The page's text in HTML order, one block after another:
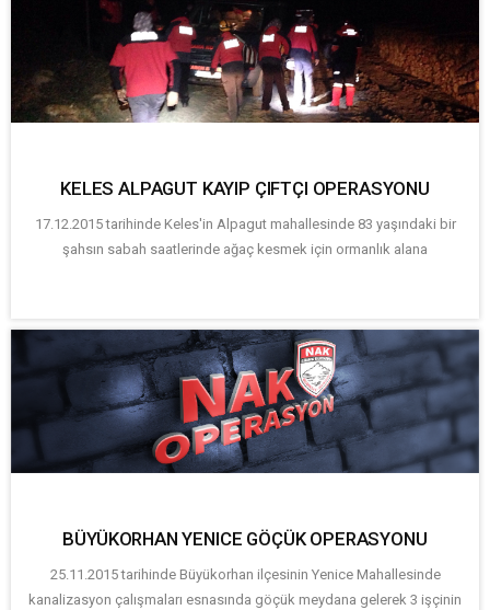
KELES ALPAGUT KAYIP ÇIFTÇI OPERASYONU
17.12.2015 tarihinde Keles'in Alpagut mahallesinde 83 yaşındaki bir
şahsın sabah saatlerinde ağaç kesmek için ormanlık alana
BÜYÜKORHAN YENICE GÖÇÜK OPERASYONU
25.11.2015 tarihinde Büyükorhan ilçesinin Yenice Mahallesinde
kanalizasyon çalışmaları esnasında göçük meydana gelerek 3 işçinin